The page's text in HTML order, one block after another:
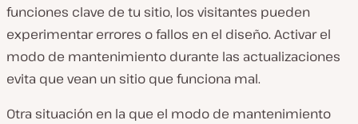
funciones clave de tu sitio, los visitantes pueden
experimentar errores o fallos en el diseño. Activar el
modo de mantenimiento durante las actualizaciones
evita que vean un sitio que funciona mal.
Otra situación en la que el modo de mantenimiento